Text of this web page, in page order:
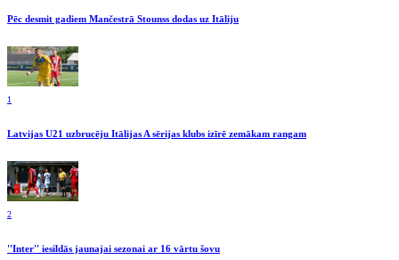
Pēc desmit gadiem Mančestrā Stounss dodas uz Itāliju
1
Latvijas U21 uzbrucēju Itālijas A sērijas klubs izīrē zemākam rangam
2
''Inter'' iesildās jaunajai sezonai ar 16 vārtu šovu